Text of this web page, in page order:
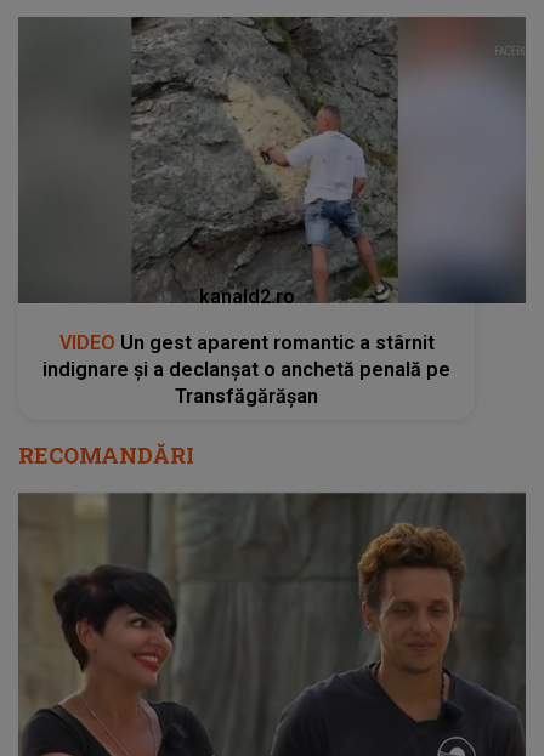
kanald2.ro
VIDEO Un gest aparent romantic a stârnit
indignare și a declanșat o anchetă penală pe
Transfăgărășan
RECOMANDĂRI